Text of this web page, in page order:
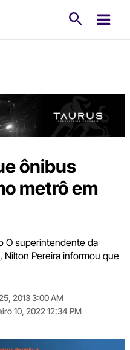
ônibus
metrô em
O superintendente da
Nilton Pereira informou que
2013 3:00 AM
10, 2022 12:34 PM